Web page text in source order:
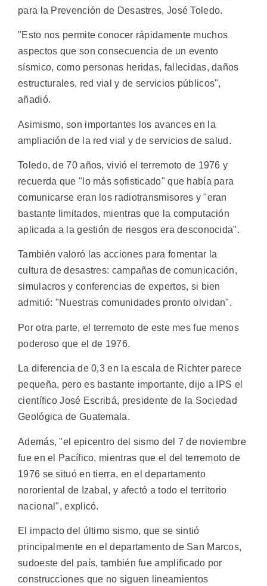
para la Prevención de Desastres, José Toledo.
"Esto nos permite conocer rápidamente muchos
aspectos que son consecuencia de un evento
sísmico, como personas heridas, fallecidas, daños
estructurales, red vial y de servicios públicos",
añadió.
Asimismo, son importantes los avances en la
ampliación de la red vial y de servicios de salud.
Toledo, de 70 años, vivió el terremoto de 1976 y
recuerda que "lo más sofisticado" que había para
comunicarse eran los radiotransmisores y "eran
bastante limitados, mientras que la computación
aplicada a la gestión de riesgos era desconocida".
También valoró las acciones para fomentar la
cultura de desastres: campañas de comunicación,
simulacros y conferencias de expertos, si bien
admitió: "Nuestras comunidades pronto olvidan".
Por otra parte, el terremoto de este mes fue menos
poderoso que el de 1976.
La diferencia de 0,3 en la escala de Richter parece
pequeña, pero es bastante importante, dijo a IPS el
científico José Escribá, presidente de la Sociedad
Geológica de Guatemala.
Además, "el epicentro del sismo del 7 de noviembre
fue en el Pacífico, mientras que el del terremoto de
1976 se situó en tierra, en el departamento
nororiental de Izabal, y afectó a todo el territorio
nacional", explicó.
El impacto del último sismo, que se sintió
principalmente en el departamento de San Marcos,
sudoeste del país, también fue amplificado por
construcciones que no siguen lineamientos